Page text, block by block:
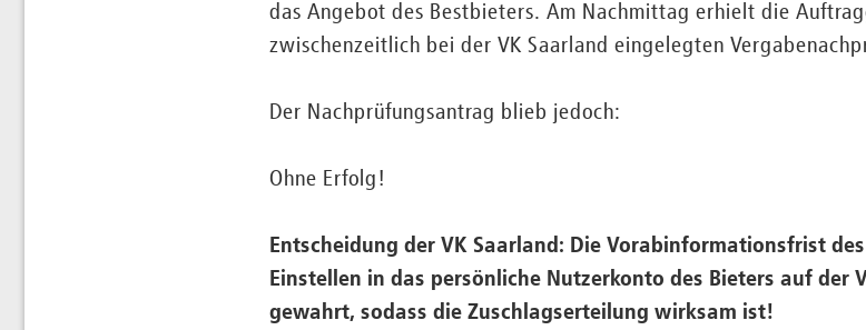
das Angebot des Bestbieters. Am Nachmittag erhielt die
zwischenzeitlich bei der VK Saarland eingelegten
Der Nachprüfungsantrag blieb jedoch:
Ohne Erfolg!
Entscheidung der VK Saarland: Die Vorabinformationsfrist
Einstellen in das persönliche Nutzerkonto des Bieters auf der
gewahrt, sodass die Zuschlagserteilung wirksam ist!